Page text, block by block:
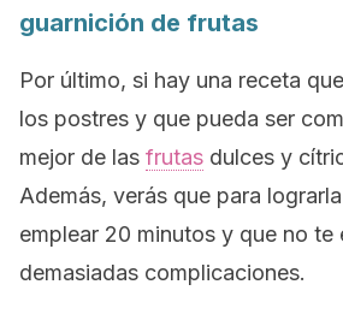
guarnición de frutas
Por último, si hay una receta
los postres y que pueda ser
mejor de las frutas dulces y
Además, verás que para
emplear 20 minutos y que no te
demasiadas complicaciones.